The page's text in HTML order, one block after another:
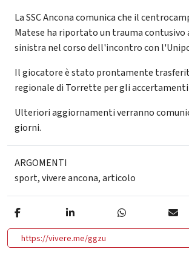
La SSC Ancona comunica che il
Matese ha riportato un trauma contusivo
sinistra nel corso dell'incontro con
Il giocatore è stato prontamente
regionale di Torrette per gli accertamenti
Ulteriori aggiornamenti verranno
giorni.
ARGOMENTI
sport,vivere ancona,articolo
https://vivere.me/ggzu